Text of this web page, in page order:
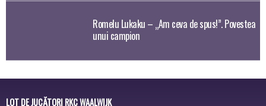
Romelu Lukaku – „Am ceva de spus!”. Povestea
unui campion
LOT DE JUCĂTORI RKC WAALWIJK